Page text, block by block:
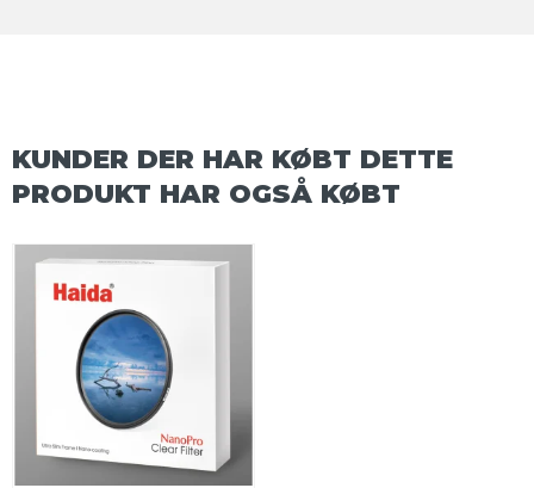
KUNDER DER HAR KØBT DETTE
PRODUKT HAR OGSÅ KØBT